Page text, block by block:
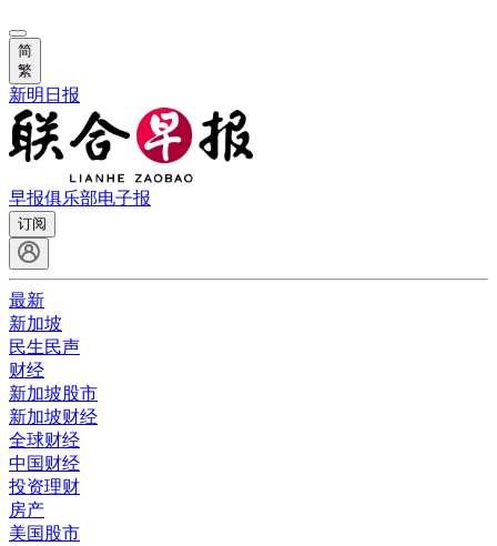
简
繁
新明日报
早报俱乐部电子报
订阅
最新
新加坡
民生民声
财经
新加坡股市
新加坡财经
全球财经
中国财经
投资理财
房产
美国股市